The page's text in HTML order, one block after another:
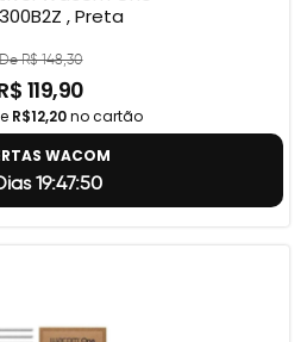
, Preta
R$ 148,30
119,90
R$12,20no cartão
WACOM
19:47:49